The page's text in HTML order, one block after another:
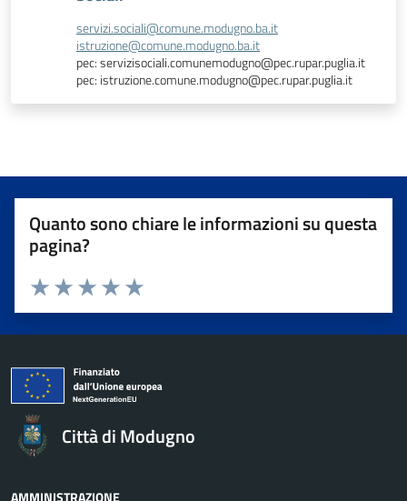
servizi.sociali@comune.modugno.ba.it
istruzione@comune.modugno.ba.it
pec: servizisociali.comunemodugno@pec.rupar.puglia.it
pec: istruzione.comune.modugno@pec.rupar.puglia.it
Quanto sono chiare le informazioni su questa
pagina?
Valuta da 1 a 5 stelle la pagina
Valuta 5 stelle su 5
Valuta 4 stelle su 5
Valuta 3 stelle su 5
Valuta 2 stelle su 5
Valuta 1 stelle su 5
Città di Modugno
AMMINISTRAZIONE